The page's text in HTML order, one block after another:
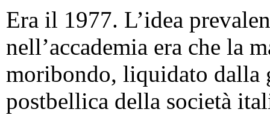
Era il 1977. L’idea
nell’accademia era che la
moribondo, liquidato dalla
postbellica della società